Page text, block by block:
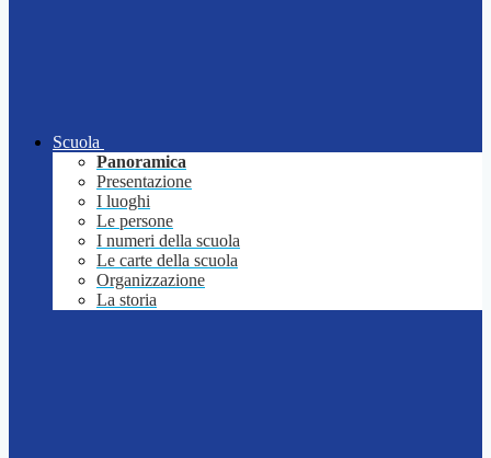
Scuola
Panoramica
Presentazione
I luoghi
Le persone
I numeri della scuola
Le carte della scuola
Organizzazione
La storia